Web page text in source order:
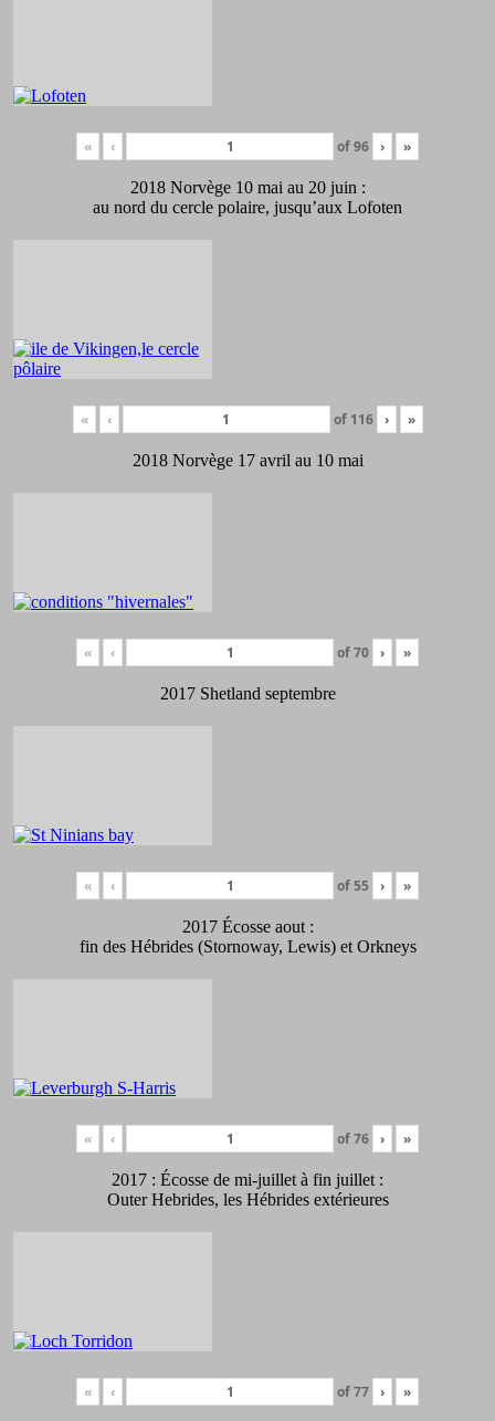
« ‹ of96 › »
2018 Norvège 10 mai au 20 juin :
au nord du cercle polaire, jusqu’aux Lofoten
« ‹ of 116 › »
2018 Norvège 17 avril au 10 mai
« ‹ of70 › »
2017 Shetland septembre
« ‹ of55 › »
2017 Écosse aout :
fin des Hébrides (Stornoway, Lewis) et Orkneys
« ‹ of76 › »
2017 : Écosse de mi-juillet à fin juillet :
Outer Hebrides, les Hébrides extérieures
« ‹ of77 › »